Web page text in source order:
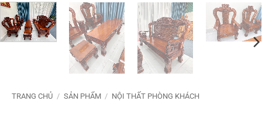
TRANG CHỦ / SẢN PHẨM / NỘI THẤT PHÒNG KHÁCH